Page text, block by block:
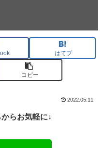
はてブ
コピー
2022.05.11
らお気軽に↓